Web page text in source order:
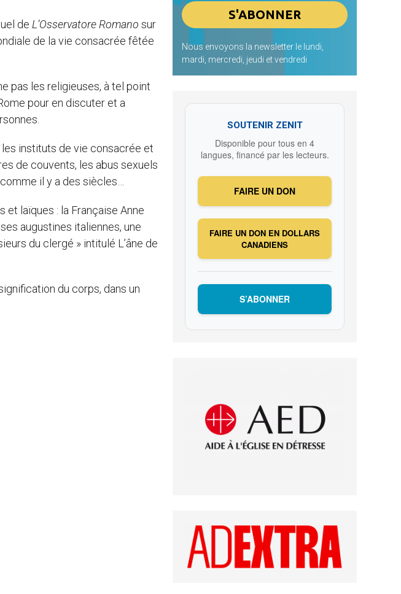
de L’Osservatore Romano sur
de la vie consacrée fêtée
pas les religieuses, à tel point
pour en discuter et a
les instituts de vie consacrée et
de couvents, les abus sexuels
il y a des siècles…
laïques : la Française Anne
augustines italiennes, une
du clergé » intitulé L’âne de
du corps, dans un
Nous envoyons la newsletter le lundi,
mardi, mercredi, jeudi et vendredi
SOUTENIR ZENIT
Disponible pour tous en 4
langues, financé par les lecteurs.
FAIRE UN DON
FAIRE UN DON EN DOLLARS
CANADIENS
S’ABONNER